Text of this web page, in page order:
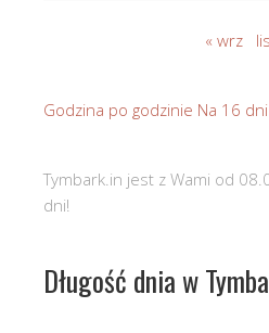
« wrz
Godzina po godzinie Na 16 dni
Tymbark.in jest z Wami od
dni!
Długość dnia w